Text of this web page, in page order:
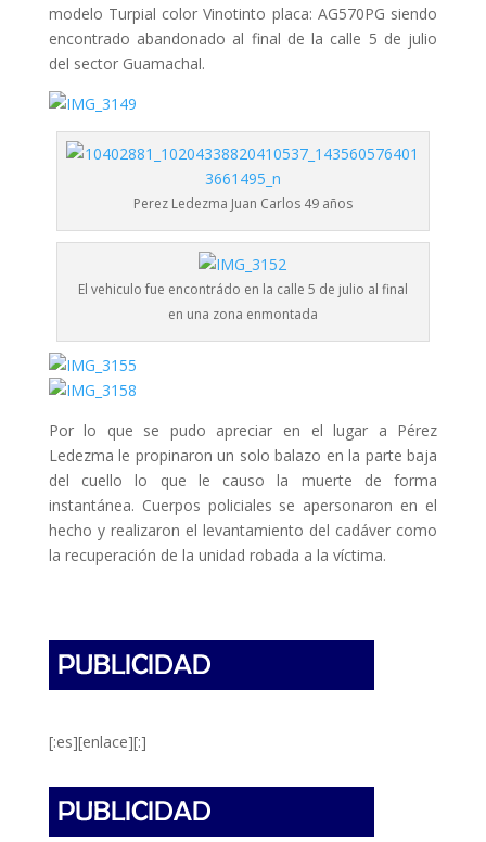
modelo Turpial color Vinotinto placa: AG570PG siendo
encontrado abandonado al final de la calle 5 de julio
del sector Guamachal.
Perez Ledezma Juan Carlos 49 años
El vehiculo fue encontrádo en la calle 5 de julio al final
en una zona enmontada
Por lo que se pudo apreciar en el lugar a Pérez
Ledezma le propinaron un solo balazo en la parte baja
del cuello lo que le causo la muerte de forma
instantánea. Cuerpos policiales se apersonaron en el
hecho y realizaron el levantamiento del cadáver como
la recuperación de la unidad robada a la víctima.
[:es][enlace][:]